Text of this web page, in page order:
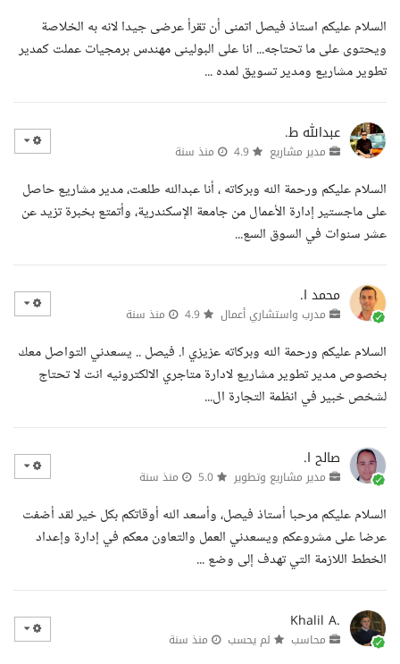
السلام عليكم استاذ فيصل اتمنى أن تقرأ عرضى جيدا لانه به الخلاصة
ويحتوى على ما تحتاجه... انا على البولينى مهندس برمجيات عملت كمدير
تطوير مشاريع ومدير تسويق لمده ...
عبدالله ط.
مدير مشاريع منذ سنة
السلام عليكم ورحمة الله وبركاته ، أنا عبدالله طلعت، مدير مشاريع حاصل
على ماجستير إدارة الأعمال من جامعة الإسكندرية، وأتمتع بخبرة تزيد عن
عشر سنوات في السوق السع...
محمد ا.
مدرب واستشاري أعمال منذ سنة
السلام عليكم ورحمة الله وبركاته عزيزي ا. فيصل .. يسعدني التواصل معك
بخصوص مدير تطوير مشاريع لادارة متاجري الالكترونيه انت لا تحتاج
لشخص خبير في انظمة التجارة ال...
صالح ا.
مدير مشاريع وتطوير منذ سنة
السلام عليكم مرحبا أستاذ فيصل، وأسعد الله أوقاتكم بكل خير لقد أضفت
عرضا على مشروعكم ويسعدني العمل والتعاون معكم في إدارة وإعداد
الخطط اللازمة التي تهدف إلى وضع ...
Khalil A.
محاسب لم يحسب منذ سنة